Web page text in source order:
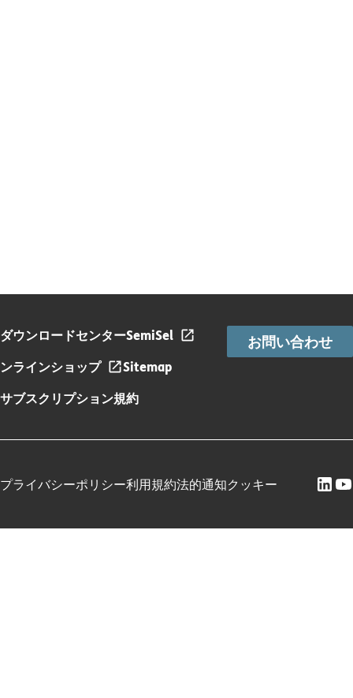
ダウンロードセンターSemiSel
ンラインショップ
Sitemap
サブスクリプション規約
お問い合わせ
プライバシーポリシー利用規約法的通知クッキー